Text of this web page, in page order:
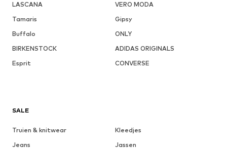
LASCANA
VERO MODA
Tamaris
Gipsy
Buffalo
ONLY
BIRKENSTOCK
ADIDAS ORIGINALS
Esprit
CONVERSE
SALE
Truien & knitwear
Kleedjes
Jeans
Jassen